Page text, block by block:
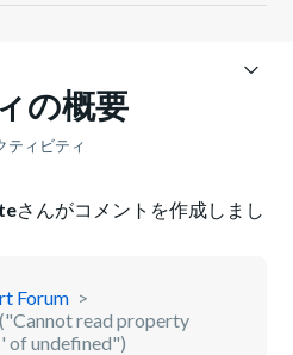
の概要
ティビティ
さんがコメントを作成しまし
Forum
read property
of undefined")